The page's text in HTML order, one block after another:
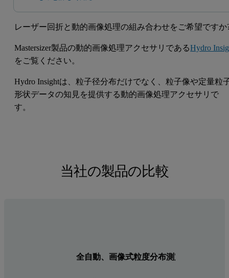
レーザー回折と動的画像処理の組み合わせをご希望です
Mastersizer製品の動的画像処理アクセサリであるHydro
をご覧ください。
Hydro Insightは、粒子径分布だけでなく、粒子像や定量粒
形状データの知見を提供する動的画像処理アクセサリで
す。
当社の製品の比較
全自動、画像式粒度分布測定装置モフォ